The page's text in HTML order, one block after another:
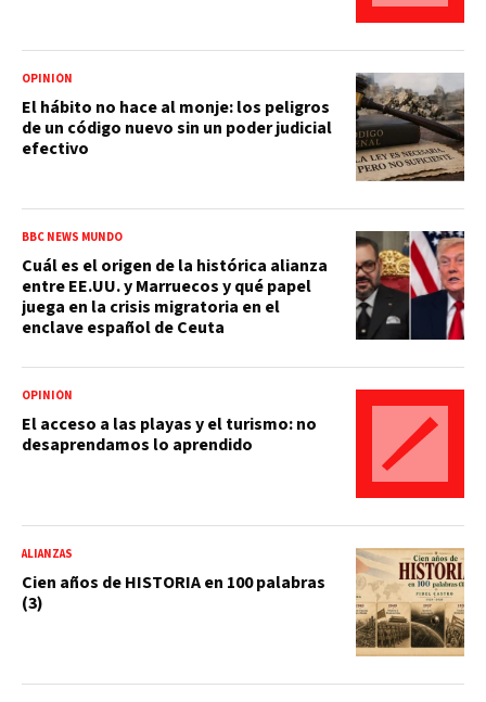
OPINIÓN
El hábito no hace al monje: los peligros
de un código nuevo sin un poder judicial
efectivo
BBC NEWS MUNDO
Cuál es el origen de la histórica alianza
entre EE.UU. y Marruecos y qué papel
juega en la crisis migratoria en el
enclave español de Ceuta
OPINIÓN
El acceso a las playas y el turismo: no
desaprendamos lo aprendido
ALIANZAS
Cien años de HISTORIA en 100 palabras
(3)